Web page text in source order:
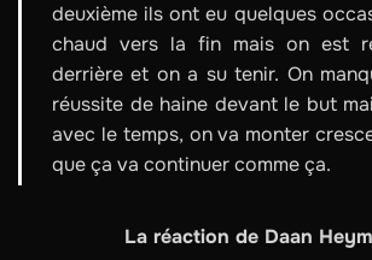
deuxième ils ont eu quelques
chaud vers la fin mais on est
derrière et on a su tenir. On
réussite de haine devant le but
avec le temps, on va monter
que ça va continuer comme ça.
La réaction de Daan